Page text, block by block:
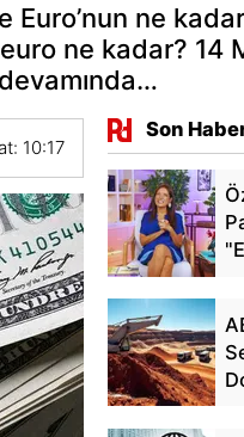
Euro’nun ne
ne kadar? 14
10:17
Son